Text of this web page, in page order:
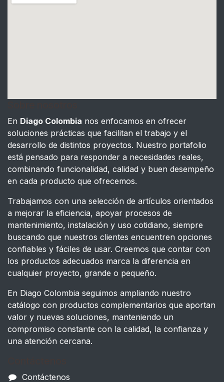
En Diago Colombia nos enfocamos en ofrecer
soluciones prácticas que facilitan el trabajo y el
desarrollo de distintos proyectos. Nuestro portafolio
está pensado para responder a necesidades reales,
combinando funcionalidad, calidad y buen desempeño
en cada producto que ofrecemos.
Trabajamos con una selección de artículos orientados
a mejorar la eficiencia, apoyar procesos de
mantenimiento, instalación y uso cotidiano, siempre
buscando que nuestros clientes encuentren opciones
confiables y fáciles de usar. Creemos que contar con
los productos adecuados marca la diferencia en
cualquier proyecto, grande o pequeño.
En Diago Colombia seguimos ampliando nuestro
catálogo con productos complementarios que aportan
valor y nuevas soluciones, manteniendo un
compromiso constante con la calidad, la confianza y
una atención cercana.
Contáctenos